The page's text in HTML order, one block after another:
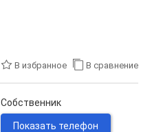
В избранное В сравнение
Собственник
Показать телефон